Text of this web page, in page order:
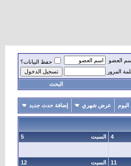
العضو
حفظ البيانات؟
المرور
البحث
عرض شهري إضافة حدث جديد
4
5 السبت
11
12 السبت